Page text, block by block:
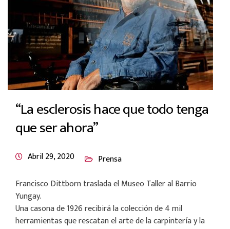
“La esclerosis hace que todo tenga
que ser ahora”
Abril 29, 2020
Prensa
Francisco Dittborn traslada el Museo Taller al Barrio
Yungay.
Una casona de 1926 recibirá la colección de 4 mil
herramientas que rescatan el arte de la carpintería y la